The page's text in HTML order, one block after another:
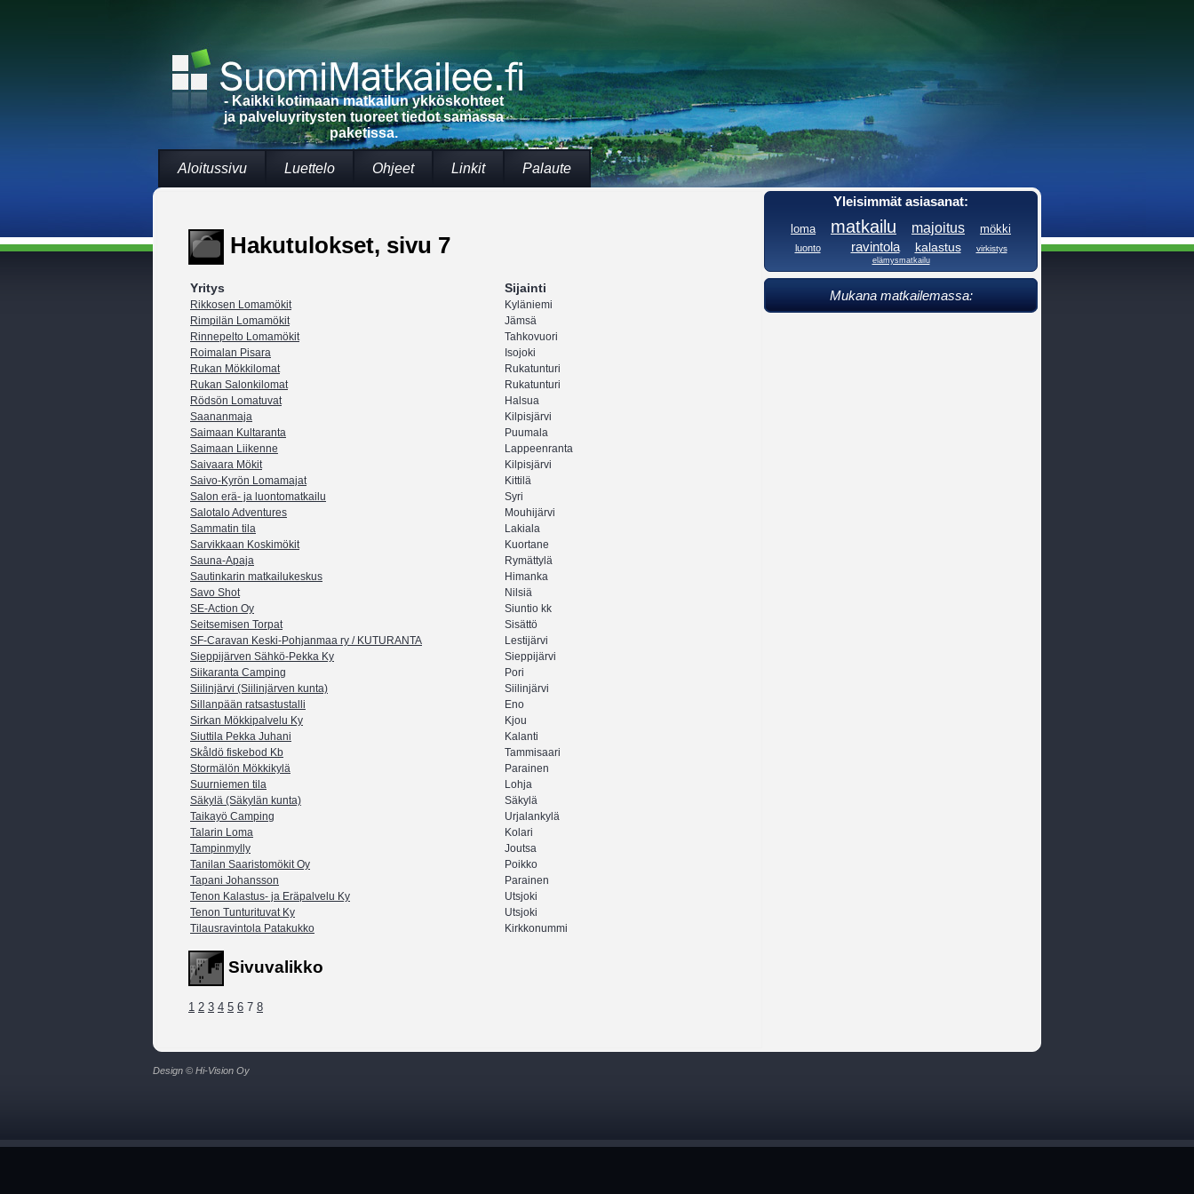
- Kaikki kotimaan matkailun ykköskohteet
ja palveluyritysten tuoreet tiedot samassa
paketissa.
Aloitussivu Luettelo Ohjeet Linkit Palaute
Hakutulokset, sivu 7
Yritys Sijainti
Rikkosen Lomamökit
Kyläniemi
Rimpilän Lomamökit
Jämsä
Rinnepelto Lomamökit
Tahkovuori
Roimalan Pisara
Isojoki
Rukan Mökkilomat
Rukatunturi
Rukan Salonkilomat
Rukatunturi
Rödsön Lomatuvat
Halsua
Saananmaja
Kilpisjärvi
Saimaan Kultaranta
Puumala
Saimaan Liikenne
Lappeenranta
Saivaara Mökit
Kilpisjärvi
Saivo-Kyrön Lomamajat
Kittilä
Salon erä- ja luontomatkailu
Syri
Salotalo Adventures
Mouhijärvi
Sammatin tila
Lakiala
Sarvikkaan Koskimökit
Kuortane
Sauna-Apaja
Rymättylä
Sautinkarin matkailukeskus
Himanka
Savo Shot
Nilsiä
SE-Action Oy
Siuntio kk
Seitsemisen Torpat
Sisättö
SF-Caravan Keski-Pohjanmaa ry / KUTURANTA
Lestijärvi
Sieppijärven Sähkö-Pekka Ky
Sieppijärvi
Siikaranta Camping
Pori
Siilinjärvi (Siilinjärven kunta)
Siilinjärvi
Sillanpään ratsastustalli
Eno
Sirkan Mökkipalvelu Ky
Kjou
Siuttila Pekka Juhani
Kalanti
Skåldö fiskebod Kb
Tammisaari
Stormälön Mökkikylä
Parainen
Suurniemen tila
Lohja
Säkylä (Säkylän kunta)
Säkylä
Taikayö Camping
Urjalankylä
Talarin Loma
Kolari
Tampinmylly
Joutsa
Tanilan Saaristomökit Oy
Poikko
Tapani Johansson
Parainen
Tenon Kalastus- ja Eräpalvelu Ky
Utsjoki
Tenon Tunturituvat Ky
Utsjoki
Tilausravintola Patakukko
Kirkkonummi
Sivuvalikko
1 2 3 4 5 6 7 8
Yleisimmät asiasanat:
loma matkailu majoitus mökki
luonto ravintola kalastus virkistys
elämysmatkailu
Mukana matkailemassa:
Design © Hi-Vision Oy